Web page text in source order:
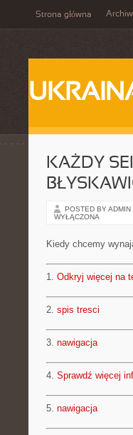
Strona główna
KAŻDY
POSTED BY ADMIN
WYŁĄCZONA
Kiedy chcemy
1. Odkryj więcej na
2. spis tresci
3. nawigacja
4. Sprawdź więcej
5. nawigacja